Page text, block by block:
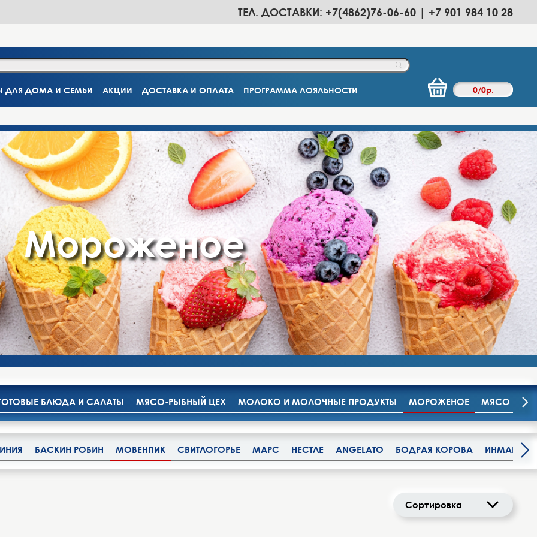
ТЕЛ. ДОСТАВКИ: +7(4862)76-06-60 | +7 901 984 10 28
ДЛЯ ДОМА И СЕМЬИ АКЦИИ ДОСТАВКА И ОПЛАТА ПРОГРАММА ЛОЯЛЬНОСТИ 0/0р.
Мороженое
БЛЮДА И САЛАТЫ МЯСО-РЫБНЫЙ ЦЕХ МОЛОКО И МОЛОЧНЫЕ ПРОДУКТЫ МОРОЖЕНОЕ МЯСО И
БАСКИН РОБИН МОВЕНПИК СВИТЛОГОРЬЕ МАРС НЕСТЛЕ ANGELATO БОДРАЯ КОРОВА ИНМАРКО
Сортировка